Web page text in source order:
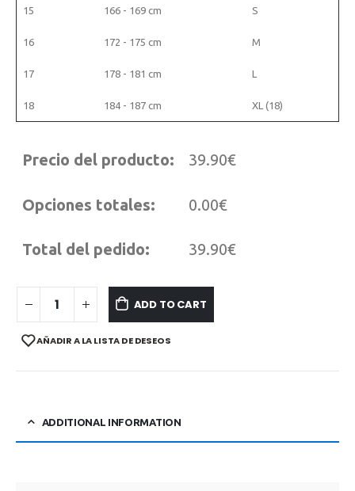
15 166 - 169 cm S
16 172 - 175 cm M
17 178 - 181 cm L
18 184 - 187 cm XL (18)
Precio del producto: 39.90€
Opciones totales: 0.00€
Total del pedido: 39.90€
ADD TO CART
AÑADIR A LA LISTA DE DESEOS
ADDITIONAL INFORMATION